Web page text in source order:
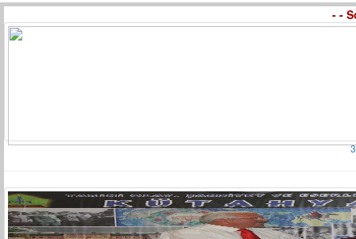
KÜTAHYA VALISI SAYIN ŞERIF YILMAZ'A TEŞEKKÜRLER
- -